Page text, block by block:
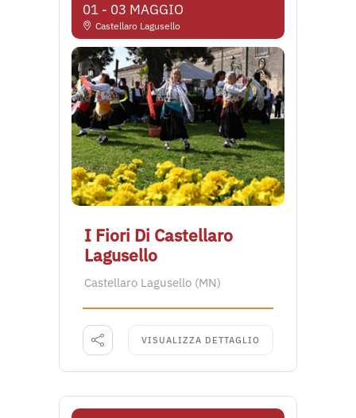
01 - 03 MAGGIO
Castellaro Lagusello
I Fiori Di Castellaro
Lagusello
Castellaro Lagusello (MN)
VISUALIZZA DETTAGLIO